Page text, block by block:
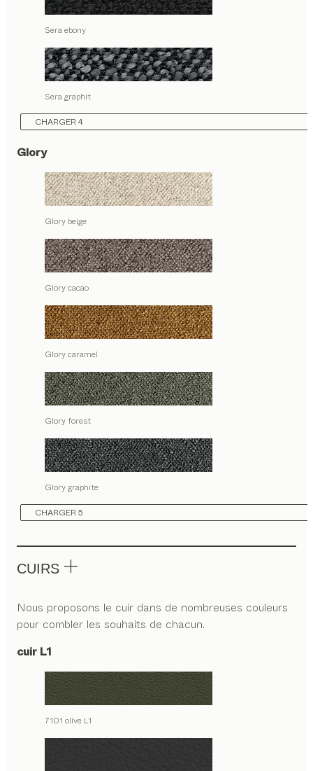
Sera ebony
Sera graphit
CHARGER 4
Glory
Glory beige
Glory cacao
Glory caramel
Glory forest
Glory graphite
CHARGER 5
CUIRS
Nous proposons le cuir dans de nombreuses couleurs
pour combler les souhaits de chacun.
cuir L1
7101 olive L1